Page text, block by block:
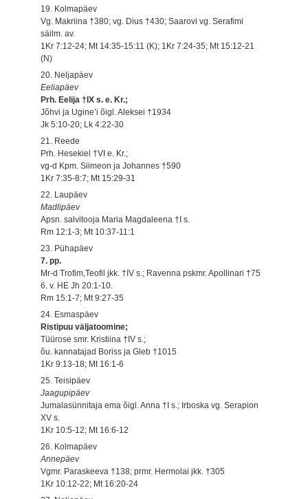
19. Kolmapäev
Vg. Makriina †380; vg. Dius †430; Saarovi vg. Serafimi
säilm. av.
1Kr 7:12-24; Mt 14:35-15:11 (K); 1Kr 7:24-35; Mt 15:12-21
(N)
20. Neljapäev
Eeliapäev
Prh. Eelija †IX s. e. Kr.;
Jõhvi ja Ugine’i õigl. Aleksei †1934
Jk 5:10-20; Lk 4:22-30
21. Reede
Prh. Hesekiel †VI e. Kr.;
vg-d Kpm. Siimeon ja Johannes †590
1Kr 7:35-8:7; Mt 15:29-31
22. Laupäev
Madlipäev
Apsn. salvitooja Maria Magdaleena †I s.
Rm 12:1-3; Mt 10:37-11:1
23. Pühapäev
7. pp.
Mr-d Trofim,Teofil jkk. †IV s.; Ravenna pskmr. Apollinari †75
6. v. HE Jh 20:1-10.
Rm 15:1-7; Mt 9:27-35
24. Esmaspäev
Ristipuu väljatoomine;
Tüürose smr. Kristiina †IV s.;
õu. kannatajad Boriss ja Gleb †1015
1Kr 9:13-18; Mt 16:1-6
25. Teisipäev
Jaagupipäev
Jumalasünnitaja ema õigl. Anna †I s.; Irboska vg. Serapion
XV s.
1Kr 10:5-12; Mt 16:6-12
26. Kolmapäev
Annepäev
Vgmr. Paraskeeva †138; prmr. Hermolai jkk. †305
1Kr 10:12-22; Mt 16:20-24